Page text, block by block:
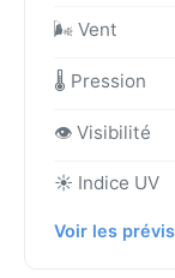
🌬️ Vent
🌡️ Pression
👁️ Visibilité
☀️ Indice UV
Voir les